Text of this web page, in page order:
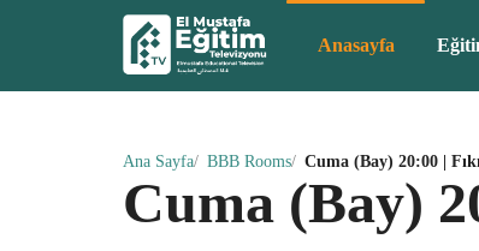
Anasayfa
Ana Sayfa BBB Rooms Cuma (Bay) 20:00 |
Cuma (Bay)